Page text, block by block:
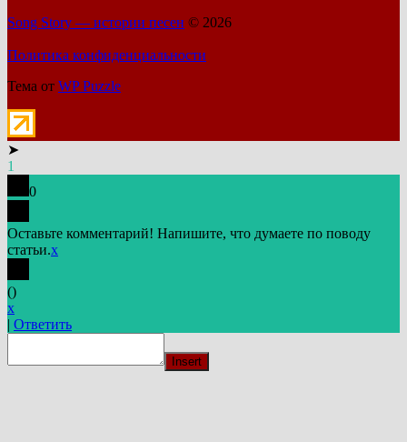
Song Story — истории песен © 2026
Политика конфиденциальности
Тема от WP Puzzle
➤
1
0
Оставьте комментарий! Напишите, что думаете по поводу
статьи.x
()
x
| Ответить
Insert